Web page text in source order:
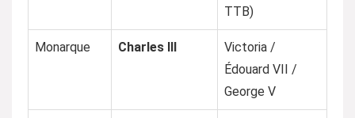
TTB)
Monarque Charles III
Victoria /
Édouard VII /
George V